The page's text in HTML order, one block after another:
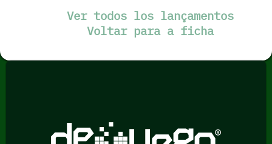
Ver todos los lançamentos
Voltar para a ficha